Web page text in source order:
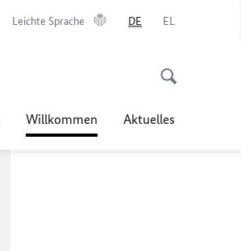
Leichte Sprache DE EL
Willkommen Aktuelles